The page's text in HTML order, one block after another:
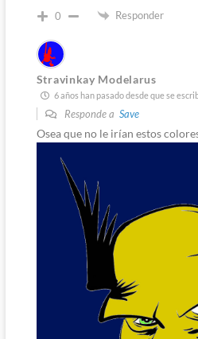
0 Responder
Stravinkay Modelarus
6 años han pasado desde que se
Responde a Save
Osea que no le irían estos